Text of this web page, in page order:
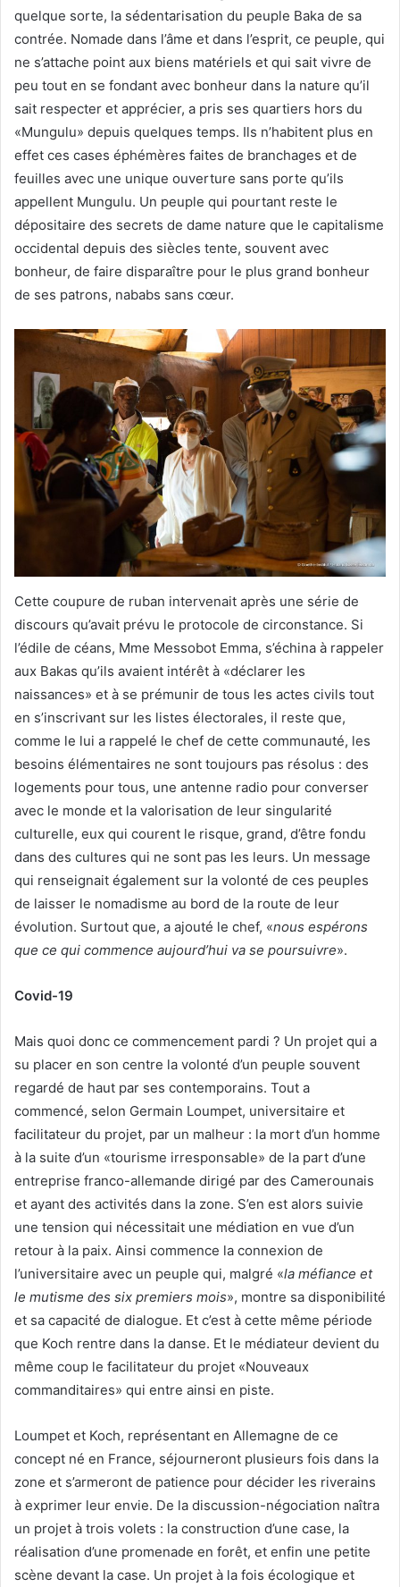
quelque sorte, la sédentarisation du peuple Baka de sa
contrée. Nomade dans l’âme et dans l’esprit, ce peuple, qui
ne s’attache point aux biens matériels et qui sait vivre de
peu tout en se fondant avec bonheur dans la nature qu’il
sait respecter et apprécier, a pris ses quartiers hors du
«Mungulu» depuis quelques temps. Ils n’habitent plus en
effet ces cases éphémères faites de branchages et de
feuilles avec une unique ouverture sans porte qu’ils
appellent Mungulu. Un peuple qui pourtant reste le
dépositaire des secrets de dame nature que le capitalisme
occidental depuis des siècles tente, souvent avec
bonheur, de faire disparaître pour le plus grand bonheur
de ses patrons, nababs sans cœur.
Cette coupure de ruban intervenait après une série de
discours qu’avait prévu le protocole de circonstance. Si
l’édile de céans, Mme Messobot Emma, s’échina à rappeler
aux Bakas qu’ils avaient intérêt à «déclarer les
naissances» et à se prémunir de tous les actes civils tout
en s’inscrivant sur les listes électorales, il reste que,
comme le lui a rappelé le chef de cette communauté, les
besoins élémentaires ne sont toujours pas résolus : des
logements pour tous, une antenne radio pour converser
avec le monde et la valorisation de leur singularité
culturelle, eux qui courent le risque, grand, d’être fondu
dans des cultures qui ne sont pas les leurs. Un message
qui renseignait également sur la volonté de ces peuples
de laisser le nomadisme au bord de la route de leur
évolution. Surtout que, a ajouté le chef, «nous espérons
que ce qui commence aujourd’hui va se poursuivre».
Covid-19
Mais quoi donc ce commencement pardi ? Un projet qui a
su placer en son centre la volonté d’un peuple souvent
regardé de haut par ses contemporains. Tout a
commencé, selon Germain Loumpet, universitaire et
facilitateur du projet, par un malheur : la mort d’un homme
à la suite d’un «tourisme irresponsable» de la part d’une
entreprise franco-allemande dirigé par des Camerounais
et ayant des activités dans la zone. S’en est alors suivie
une tension qui nécessitait une médiation en vue d’un
retour à la paix. Ainsi commence la connexion de
l’universitaire avec un peuple qui, malgré «la méfiance et
le mutisme des six premiers mois», montre sa disponibilité
et sa capacité de dialogue. Et c’est à cette même période
que Koch rentre dans la danse. Et le médiateur devient du
même coup le facilitateur du projet «Nouveaux
commanditaires» qui entre ainsi en piste.
Loumpet et Koch, représentant en Allemagne de ce
concept né en France, séjourneront plusieurs fois dans la
zone et s’armeront de patience pour décider les riverains
à exprimer leur envie. De la discussion-négociation naîtra
un projet à trois volets : la construction d’une case, la
réalisation d’une promenade en forêt, et enfin une petite
scène devant la case. Un projet à la fois écologique et